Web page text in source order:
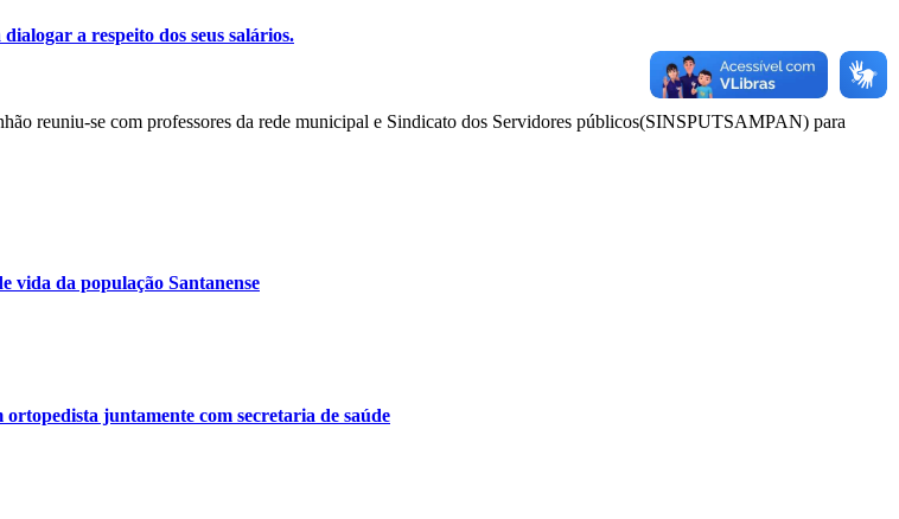
a respeito dos seus salários.
reuniu-se com professores da rede municipal e Sindicato dos Servidores públicos(SINSPUTSAMPAN) para
vida da população Santanense
juntamente com secretaria de saúde